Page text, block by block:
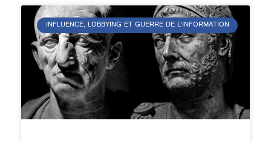
INFLUENCE, LOBBYING ET GUERRE DE L’INFORMATION